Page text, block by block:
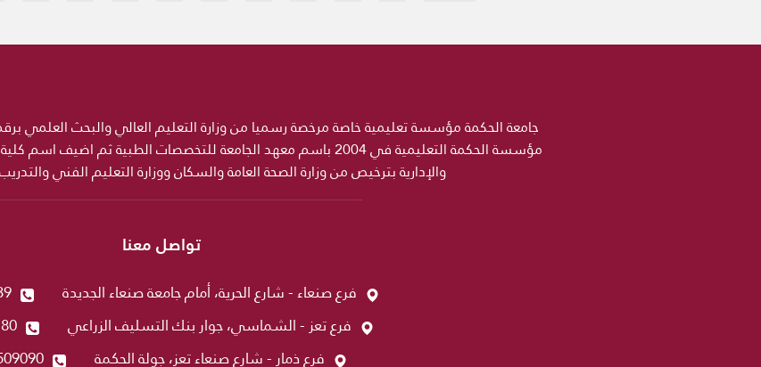
والإدارية بترخيص من وزارة الصحة العامة والسكان ووزارة التعليم الفني
تواصل معنا
فرع صنعاء - شارع الحرية، أمام جامعة صنعاء الجديدة
فرع تعز - الشماسي، جوار بنك التسليف الزراعي
فرع ذمار - شارع صنعاء تعز، جولة الحكمة